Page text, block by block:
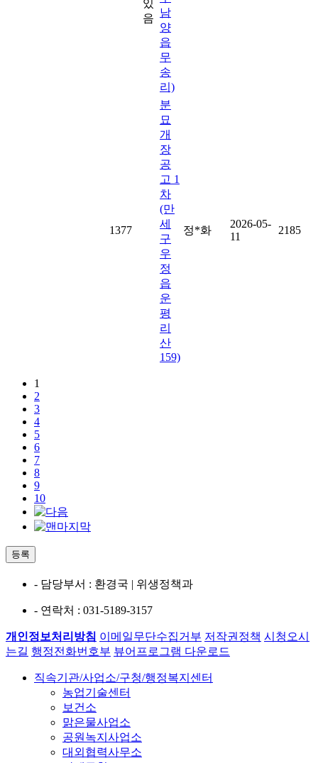
남
양
읍
무
송
리)
1377
분
묘
개
장
공
고 1
차
(만
세
구
우
정
읍
운
평
리
산
159)
정*화
2026-05-
11
2185
1
2
3
4
5
6
7
8
9
10
등록
- 담당부서 : 환경국 | 위생정책과
- 연락처 : 031-5189-3157
개인정보처리방침 이메일무단수집거부 저작권정책 시청오시
는길 행정전화번호부 뷰어프로그램 다운로드
직속기관/사업소/구청/행정복지센터
농업기술센터
보건소
맑은물사업소
공원녹지사업소
대외협력사무소